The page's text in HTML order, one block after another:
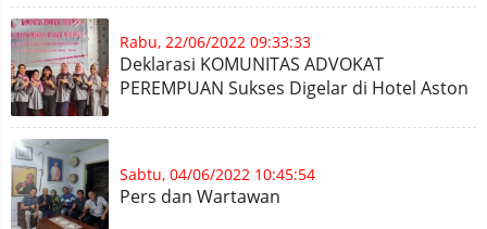
Rabu, 22/06/2022 09:33:33
Deklarasi KOMUNITAS ADVOKAT
PEREMPUAN Sukses Digelar di Hotel Aston
Sabtu, 04/06/2022 10:45:54
Pers dan Wartawan